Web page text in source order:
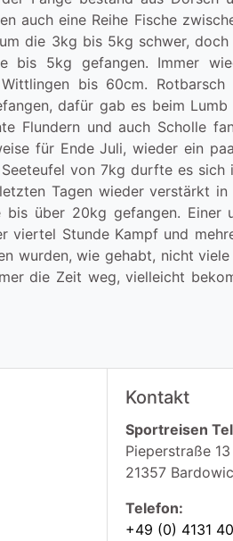
auch eine Reihe Fische
die 3kg bis 5kg schwer,
bis 5kg gefangen. Immer
bis 60cm.
dafür gab es beim
Flundern und auch Scholle
für Ende Juli, wieder ein
von 7kg durfte es sich
Tagen wieder verstärkt in
über 20kg gefangen. Einer
viertel Stunde Kampf und
wurden, wie gehabt, nicht
die Zeit weg, vielleicht
Kontakt
Sportreisen
Pieperstraße 13
21357
Telefon:
+49 (0) 4131